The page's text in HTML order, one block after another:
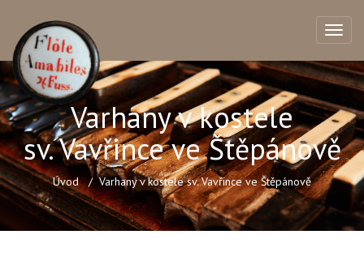
Varhany v kostele
sv. Vavřince ve Štěpánově
Úvod Varhany v kostele sv. Vavřince ve Štěpánově